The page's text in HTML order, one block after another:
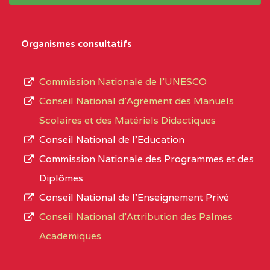
NDOMO BP :1154
CENTRE
COLLEGE PRIVE
CATHOLIQUE JOSPEH
STINTZI BP :53 OBALA
CENTRE
COLLEGE PRIVE LAIC LE
YDE
CENTRE
type
L’offre
d’éducation
de
Organismes consultatifs
Commission Nationale de l’UNESCO
Conseil National d’Agrément des Manuels
Scolaires et des Matériels Didactiques
Conseil National de l’Education
Commission Nationale des Programmes et des
Diplômes
Conseil National de l’Enseignement Privé
Conseil National d'Attribution des Palmes
Academiques